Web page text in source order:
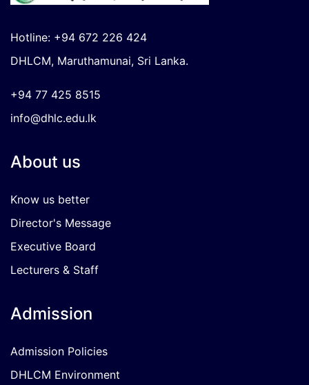
Hotline: +94 672 226 424
DHLCM, Maruthamunai, Sri Lanka.
+94 77 425 8515
info@dhlc.edu.lk
About us
Know us better
Director's Message
Executive Board
Lecturers & Staff
Admission
Admission Policies
DHLCM Environment